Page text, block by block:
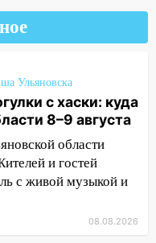
днем 8
в
до
гороскоп
с
Ульяновска
с хаски: куда
8–9 августа
области
и гостей
с живой музыкой и
08.08.2026